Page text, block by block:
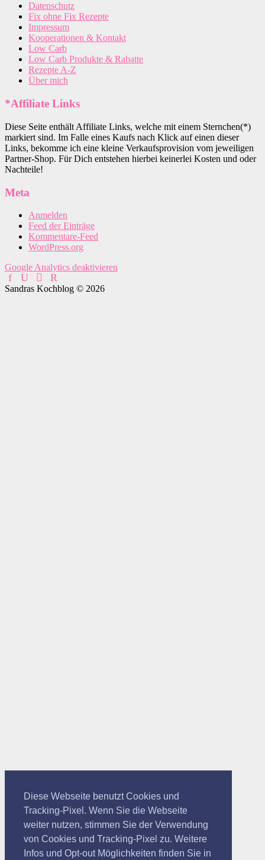
Diese Webseite benutzt Cookies und
Tracking-Pixel. Wenn Sie die Webseite
weiter nutzen, stimmen Sie der Verwendung
von Cookies und Tracking-Pixel zu. Weitere
Infos und Opt-out Möglichkeiten finden Sie in
Datenschutz
Fix ohne Fix Rezepte
Impressum
Kooperationen & Kontakt
Low Carb
Low Carb Produkte & Rabatte
Rezepte A-Z
Über mich
*Affiliate Links
Diese Seite enthält Affiliate Links, welche mit einem Sternchen(*)
markiert sind. Im Falle eines Kaufs nach Klick auf einen dieser
Links, bekomme ich eine kleine Verkaufsprovision vom jeweiligen
Partner-Shop. Für Dich entstehen hierbei keinerlei Kosten und oder
Nachteile!
Meta
Anmelden
Feed der Einträge
Kommentare-Feed
WordPress.org
Google Analytics deaktivieren
Sandras Kochblog © 2026